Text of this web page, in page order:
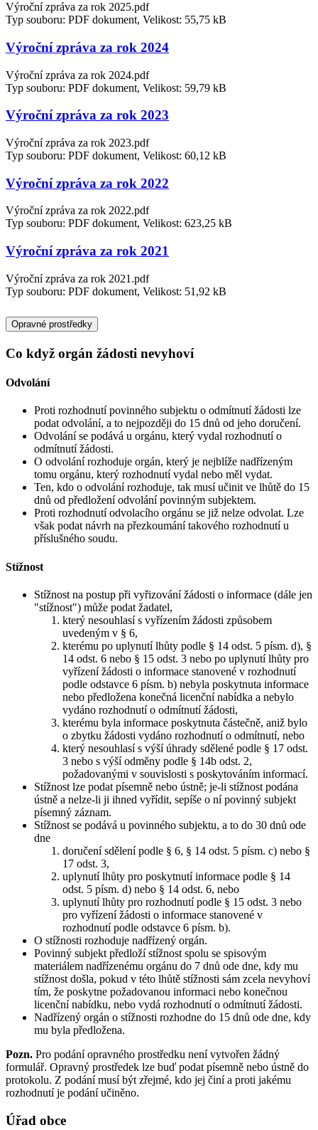
Výroční zpráva za rok 2025.pdf
Typ souboru: PDF dokument, Velikost: 55,75 kB
Výroční zpráva za rok 2024
Výroční zpráva za rok 2024.pdf
Typ souboru: PDF dokument, Velikost: 59,79 kB
Výroční zpráva za rok 2023
Výroční zpráva za rok 2023.pdf
Typ souboru: PDF dokument, Velikost: 60,12 kB
Výroční zpráva za rok 2022
Výroční zpráva za rok 2022.pdf
Typ souboru: PDF dokument, Velikost: 623,25 kB
Výroční zpráva za rok 2021
Výroční zpráva za rok 2021.pdf
Typ souboru: PDF dokument, Velikost: 51,92 kB
Opravné prostředky
Co když orgán žádosti nevyhoví
Odvolání
Proti rozhodnutí povinného subjektu o odmítnutí žádosti lze
podat odvolání, a to nejpozději do 15 dnů od jeho doručení.
Odvolání se podává u orgánu, který vydal rozhodnutí o
odmítnutí žádosti.
O odvolání rozhoduje orgán, který je nejblíže nadřízeným
tomu orgánu, který rozhodnutí vydal nebo měl vydat.
Ten, kdo o odvolání rozhoduje, tak musí učinit ve lhůtě do 15
dnů od předložení odvolání povinným subjektem.
Proti rozhodnutí odvolacího orgánu se již nelze odvolat. Lze
však podat návrh na přezkoumání takového rozhodnutí u
příslušného soudu.
Stížnost
Stížnost na postup při vyřizování žádosti o informace (dále jen
"stížnost") může podat žadatel,
který nesouhlasí s vyřízením žádosti způsobem
uvedeným v § 6,
kterému po uplynutí lhůty podle § 14 odst. 5 písm. d), §
14 odst. 6 nebo § 15 odst. 3 nebo po uplynutí lhůty pro
vyřízení žádosti o informace stanovené v rozhodnutí
podle odstavce 6 písm. b) nebyla poskytnuta informace
nebo předložena konečná licenční nabídka a nebylo
vydáno rozhodnutí o odmítnutí žádosti,
kterému byla informace poskytnuta částečně, aniž bylo
o zbytku žádosti vydáno rozhodnutí o odmítnutí, nebo
který nesouhlasí s výší úhrady sdělené podle § 17 odst.
3 nebo s výší odměny podle § 14b odst. 2,
požadovanými v souvislosti s poskytováním informací.
Stížnost lze podat písemně nebo ústně; je-li stížnost podána
ústně a nelze-li ji ihned vyřídit, sepíše o ní povinný subjekt
písemný záznam.
Stížnost se podává u povinného subjektu, a to do 30 dnů ode
dne
doručení sdělení podle § 6, § 14 odst. 5 písm. c) nebo §
17 odst. 3,
uplynutí lhůty pro poskytnutí informace podle § 14
odst. 5 písm. d) nebo § 14 odst. 6, nebo
uplynutí lhůty pro rozhodnutí podle § 15 odst. 3 nebo
pro vyřízení žádosti o informace stanovené v
rozhodnutí podle odstavce 6 písm. b).
O stížnosti rozhoduje nadřízený orgán.
Povinný subjekt předloží stížnost spolu se spisovým
materiálem nadřízenému orgánu do 7 dnů ode dne, kdy mu
stížnost došla, pokud v této lhůtě stížnosti sám zcela nevyhoví
tím, že poskytne požadovanou informaci nebo konečnou
licenční nabídku, nebo vydá rozhodnutí o odmítnutí žádosti.
Nadřízený orgán o stížnosti rozhodne do 15 dnů ode dne, kdy
mu byla předložena.
Pozn. Pro podání opravného prostředku není vytvořen žádný
formulář. Opravný prostředek lze buď podat písemně nebo ústně do
protokolu. Z podání musí být zřejmé, kdo jej činí a proti jakému
rozhodnutí je podání učiněno.
Úřad obce